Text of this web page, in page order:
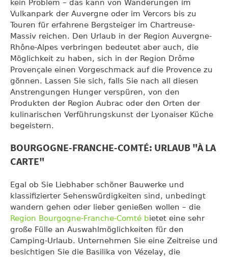
kein Problem – das kann von Wanderungen im
Vulkanpark der Auvergne oder im Vercors bis zu
Touren für erfahrene Bergsteiger im Chartreuse-
Massiv reichen. Den Urlaub in der Region Auvergne-
Rhône-Alpes verbringen bedeutet aber auch, die
Möglichkeit zu haben, sich in der Region Drôme
Provençale einen Vorgeschmack auf die Provence zu
gönnen. Lassen Sie sich, falls Sie nach all diesen
Anstrengungen Hunger verspüren, von den
Produkten der Region Aubrac oder den Orten der
kulinarischen Verführungskunst der Lyonaiser Küche
begeistern.
BOURGOGNE-FRANCHE-COMTÉ: URLAUB "À LA
CARTE"
Egal ob Sie Liebhaber schöner Bauwerke und
klassifizierter Sehenswürdigkeiten sind, unbedingt
wandern gehen oder lieber genießen wollen – die
Region Bourgogne-Franche-Comté bietet eine sehr
große Fülle an Auswahlmöglichkeiten für den
Camping-Urlaub. Unternehmen Sie eine Zeitreise und
besichtigen Sie die Basilika von Vézelay, die